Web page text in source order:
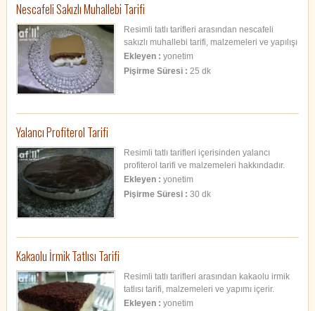
Nescafeli Sakızlı Muhallebi Tarifi
Resimli tatlı tarifleri arasından nescafeli
sakızlı muhallebi tarifi, malzemeleri ve yapılışı
hakkında bilgiler.
Ekleyen : yonetim
Pişirme Süresi : 25 dk
Yalancı Profiterol Tarifi
Resimli tatlı tarifleri içerisinden yalancı
profiterol tarifi ve malzemeleri hakkındadır.
Ekleyen : yonetim
Pişirme Süresi : 30 dk
Kakaolu İrmik Tatlısı Tarifi
Resimli tatlı tarifleri arasından kakaolu irmik
tatlısı tarifi, malzemeleri ve yapımı içerir.
Ekleyen : yonetim